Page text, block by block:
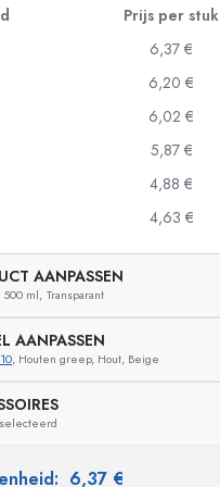
Prijs per stuk
6,37 €
6,20 €
6,02 €
5,87 €
4,88 €
4,63 €
AANPASSEN
500 ml, Transparant
AANPASSEN
, Houten greep, Hout, Beige
6,37 €